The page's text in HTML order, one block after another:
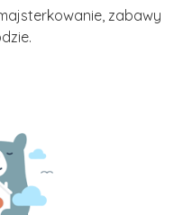
zabawy